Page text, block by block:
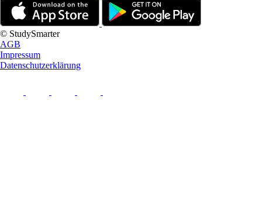
© StudySmarter
AGB
Impressum
Datenschutzerklärung